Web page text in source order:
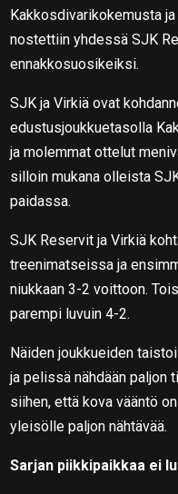
Kakkosdivarikokemusta
nostettiin yhdessä SJK
ennakkosuosikeiksi.
SJK ja Virkiä ovat
edustusjoukkuetasolla
ja molemmat ottelut
silloin mukana olleista
paidassa.
SJK Reservit ja Virkiä
treenimatseissa ja
niukkaan 3-2 voittoon.
parempi luvuin 4-2.
Näiden joukkueiden
ja pelissä nähdään paljon
siihen, että kova vääntö
yleisölle paljon nähtävää.
Sarjan piikkipaikkaa ei